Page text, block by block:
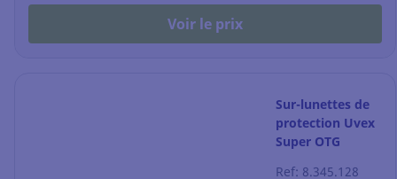
Voir le prix
Sur-lunettes de
protection Uvex
Super OTG
Ref: 8.345.128